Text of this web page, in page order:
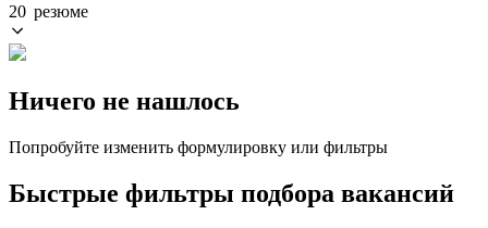
20 резюме
Ничего не нашлось
Попробуйте изменить формулировку или фильтры
Быстрые фильтры подбора вакансий